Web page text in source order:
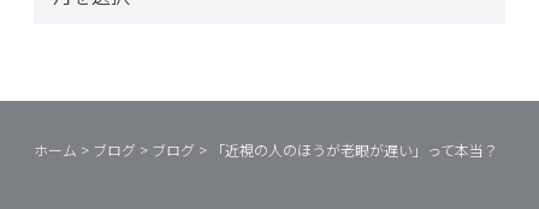
ホーム > ブログ > ブログ > 「近視の人のほうが老眼が遅い」って本当？